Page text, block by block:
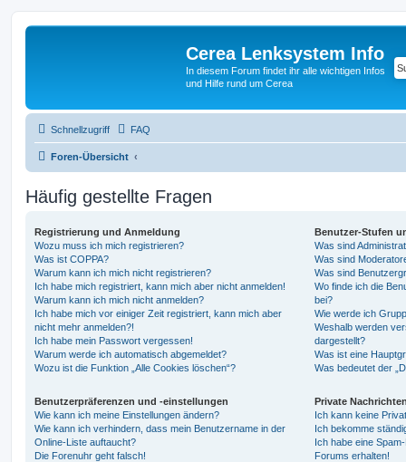
Cerea Lenksystem Info
In diesem Forum findet ihr alle wichtigen Infos
und Hilfe rund um Cerea
Schnellzugriff FAQ
Foren-Übersicht
Häufig gestellte Fragen
Registrierung und Anmeldung
Wozu muss ich mich registrieren?
Was ist COPPA?
Warum kann ich mich nicht registrieren?
Ich habe mich registriert, kann mich aber nicht anmelden!
Warum kann ich mich nicht anmelden?
Ich habe mich vor einiger Zeit registriert, kann mich aber
nicht mehr anmelden?!
Ich habe mein Passwort vergessen!
Warum werde ich automatisch abgemeldet?
Wozu ist die Funktion „Alle Cookies löschen“?
Benutzerpräferenzen und -einstellungen
Wie kann ich meine Einstellungen ändern?
Wie kann ich verhindern, dass mein Benutzername in der
Online-Liste auftaucht?
Die Forenuhr geht falsch!
Benutzer-Stufen
Was sind
Was sind
Was sind
Wo finde ich die
bei?
Wie werde ich
Weshalb werden
dargestellt?
Was ist eine
Was bedeutet der
Private
Ich kann keine
Ich bekomme
Ich habe eine
Forums erhalten!